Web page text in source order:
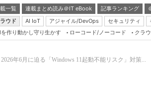
一覧 連載まとめ読み＠IT eBook 記事ランキング
ウド
AI IoT アジャイル/DevOps セキュリティ
を作り動かし守り生かす ローコード/ノーコード クラ
2026年6月に迫る「Windows 11起動不能リスク」対策...